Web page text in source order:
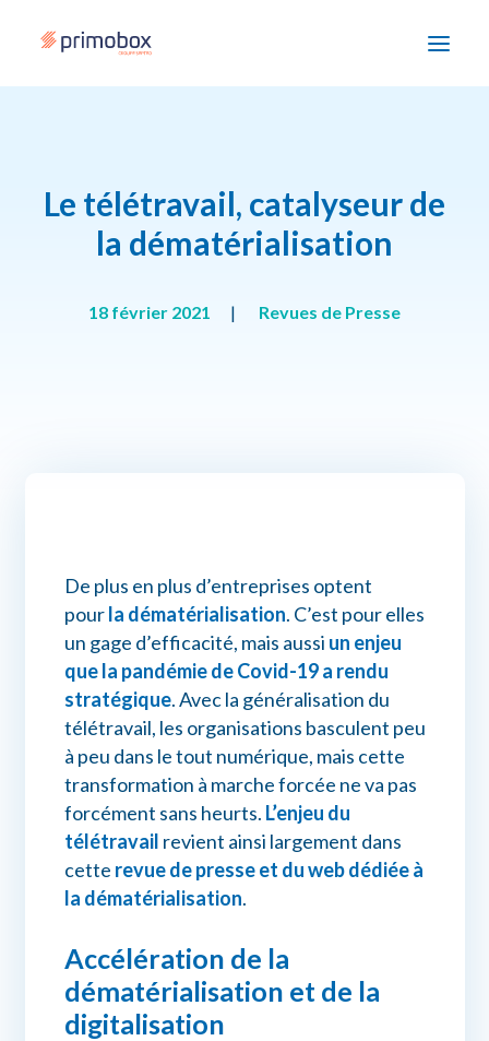
Enjeux
Accompagnement
Devenir partenaire
Assistance myPrimobox
Le télétravail, catalyseur de
la dématérialisation
18 février 2021 | Revues de Presse
De plus en plus d’entreprises optent
pourla dématérialisation. C’est pour elles
un gage d’efficacité, mais aussi un enjeu
que la pandémie de Covid-19 a rendu
stratégique. Avec la généralisation du
télétravail, les organisations basculent peu
à peu dans le tout numérique, mais cette
transformation à marche forcée ne va pas
forcément sans heurts. L’enjeu du
télétravail revient ainsi largement dans
cette revue de presse et du web dédiée à
la dématérialisation.
Accélération de la
dématérialisation et de la
digitalisation